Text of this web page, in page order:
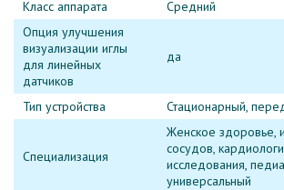
Класс аппарата
Средний
Опция улучшения
визуализации иглы
для линейных
датчиков
да
Тип устройства Стационарный,
Специализация
Женское здоровье,
сосудов,
исследования,
универсальный